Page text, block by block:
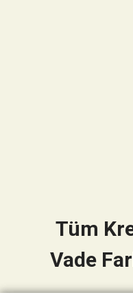
Tüm
Vade